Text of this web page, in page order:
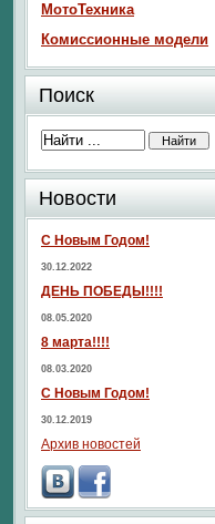
МотоТехника
Комиссионные модели
Поиск
Новости
С Новым Годом!
30.12.2022
ДЕНЬ ПОБЕДЫ!!!!
08.05.2020
8 марта!!!!
08.03.2020
С Новым Годом!
30.12.2019
Архив новостей